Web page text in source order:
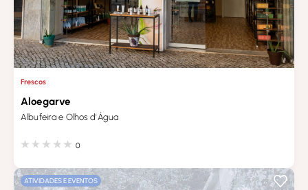
Frescos
Aloegarve
Albufeira e Olhos d'Água
0
ATIVIDADES E EVENTOS